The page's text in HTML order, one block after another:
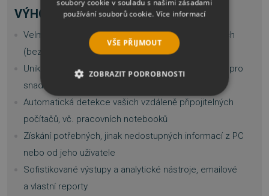
VÝHODY
Velmi snadný způsob nasazení i na rozsáhlých sítích
(bez nutnosti serveru)
Unikátní reportovací rozhraní a propojení informací pro
snadnou analýzu managementu nebo IT
Automatická detekce vašich vzdáleně připojitelných
počítačů, vč. pracovních notebooků
Získání potřebných, jinak nedostupných informací z PC
nebo od jeho uživatele
Sofistikované výstupy a analytické nástroje, emailové
a vlastní reporty
soubory cookie v souladu s našimi zásadami
používání souborů cookie. Více informací
VŠE PŘIJMOUT
ZOBRAZIT PODROBNOSTI
NEZBYTNĚ NUTNÉ SOUBORY
SOUBORY CÍLENÍ
FUNKČNÍ SOUBORY